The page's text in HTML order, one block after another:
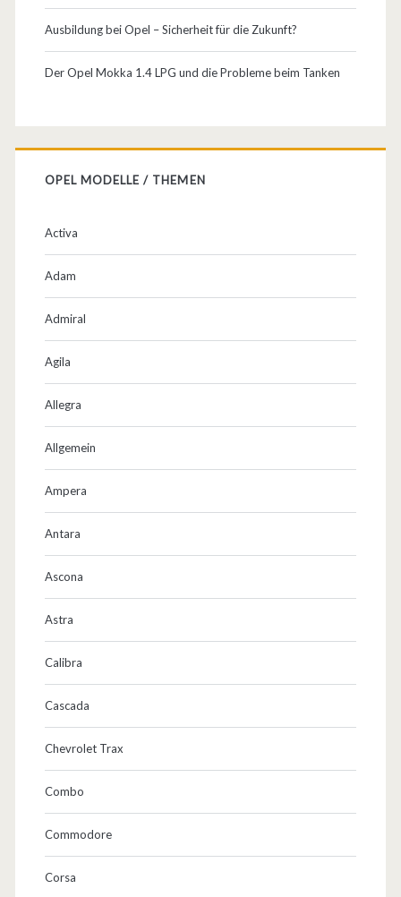
d
e
T
r
o
r
O
–
K
Ausbildung bei Opel – Sicherheit für die Zukunft?
Der Opel Mokka 1.4 LPG und die Probleme beim Tanken
OPEL MODELLE / THEMEN
Activa
Adam
Admiral
Agila
Allegra
Allgemein
Ampera
Antara
Ascona
Astra
Calibra
Cascada
Chevrolet Trax
Combo
Commodore
Corsa